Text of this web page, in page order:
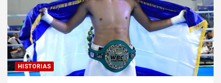
HISTORIAS